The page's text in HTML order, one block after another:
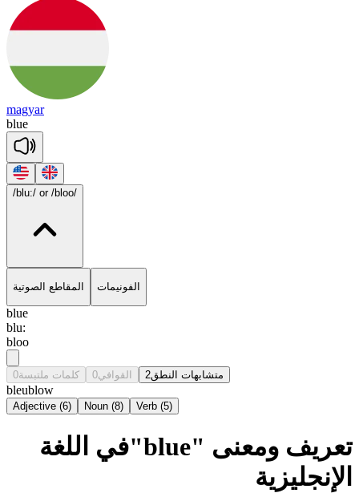
magyar
blue
/blu:/ or /bloo/
المقاطع الصوتية الفونيمات
blue
blu:
bloo
كلمات ملتبسة0 القوافي0 متشابهات النطق2
bleublow
Adjective (6) Noun (8) Verb (5)
تعريف ومعنى "blue"في اللغة
الإنجليزية